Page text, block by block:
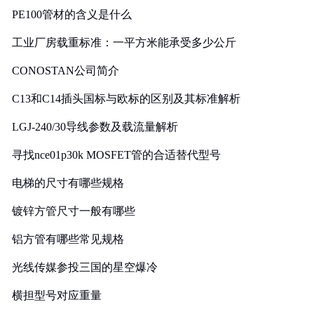
PE100管材的含义是什么
工业厂房载重标准：一平方米能承受多少公斤
CONOSTAN公司简介
C13和C14插头国标与欧标的区别及其标准解析
LGJ-240/30导线参数及载流量解析
寻找nce01p30k MOSFET管的合适替代型号
电梯的尺寸有哪些规格
镀锌方管尺寸一般有哪些
铝方管有哪些常见规格
光线传媒参投三国的星空爆冷
横担型号对应重量